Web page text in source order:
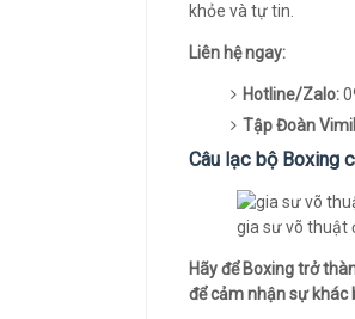
khỏe và tự tin.
Liên hệ ngay:
Hotline/Zalo:
Tập Đoàn
Câu lạc bộ Boxing
gia sư võ thuật
Hãy để Boxing trở
để cảm nhận sự khác